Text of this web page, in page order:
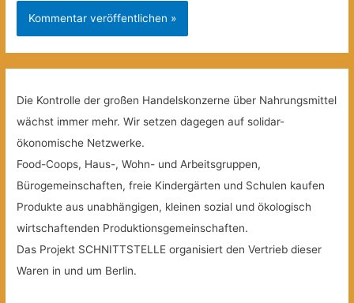
Die Kontrolle der großen Handelskonzerne über Nahrungsmittel
wächst immer mehr. Wir setzen dagegen auf solidar-
ökonomische Netzwerke.
Food-Coops, Haus-, Wohn- und Arbeitsgruppen,
Bürogemeinschaften, freie Kindergärten und Schulen kaufen
Produkte aus unabhängigen, kleinen sozial und ökologisch
wirtschaftenden Produktionsgemeinschaften.
Das Projekt SCHNITTSTELLE organisiert den Vertrieb dieser
Waren in und um Berlin.